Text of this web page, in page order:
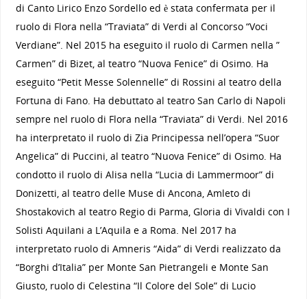
di Canto Lirico Enzo Sordello ed è stata confermata per il
ruolo di Flora nella “Traviata” di Verdi al Concorso “Voci
Verdiane”. Nel 2015 ha eseguito il ruolo di Carmen nella ”
Carmen” di Bizet, al teatro “Nuova Fenice” di Osimo. Ha
eseguito “Petit Messe Solennelle” di Rossini al teatro della
Fortuna di Fano. Ha debuttato al teatro San Carlo di Napoli
sempre nel ruolo di Flora nella “Traviata” di Verdi. Nel 2016
ha interpretato il ruolo di Zia Principessa nell’opera “Suor
Angelica” di Puccini, al teatro “Nuova Fenice” di Osimo. Ha
condotto il ruolo di Alisa nella “Lucia di Lammermoor” di
Donizetti, al teatro delle Muse di Ancona, Amleto di
Shostakovich al teatro Regio di Parma, Gloria di Vivaldi con I
Solisti Aquilani a L’Aquila e a Roma. Nel 2017 ha
interpretato ruolo di Amneris “Aida” di Verdi realizzato da
“Borghi d’Italia” per Monte San Pietrangeli e Monte San
Giusto, ruolo di Celestina “Il Colore del Sole” di Lucio